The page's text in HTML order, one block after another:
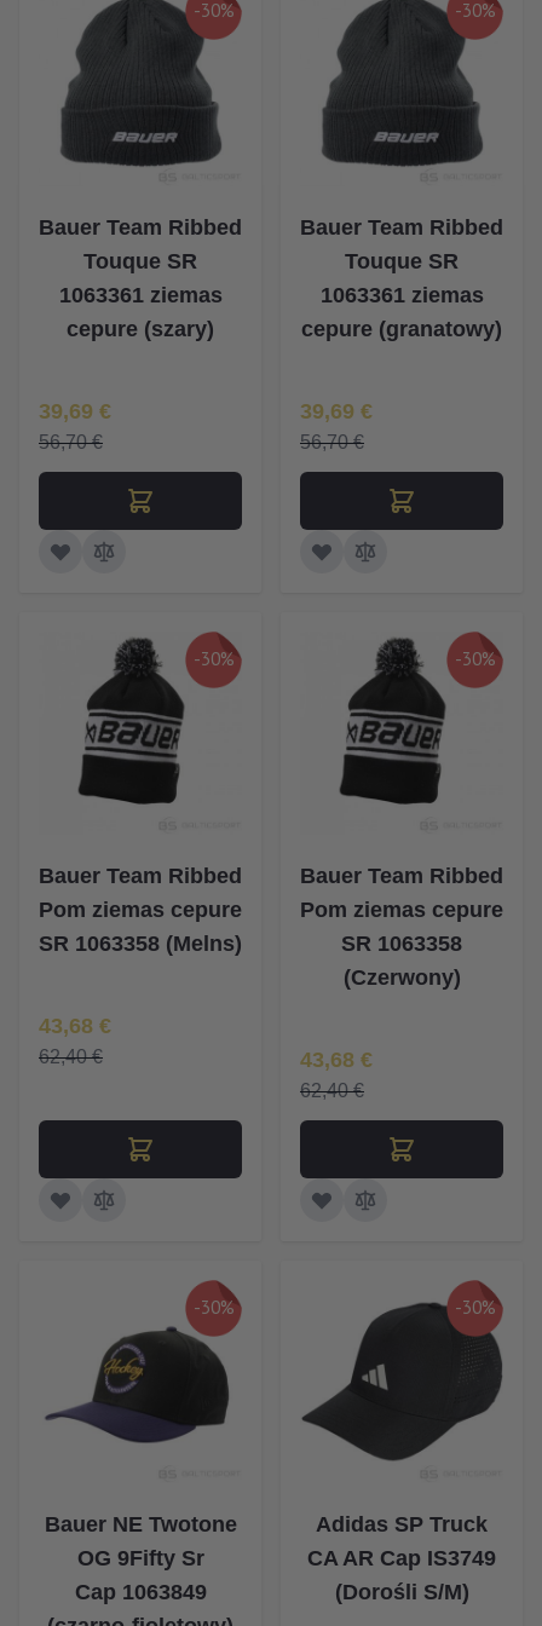
-30%
Bauer Team Ribbed
Touque SR
1063361 ziemas
cepure (szary)
Īpaša Cena
39,69 €
56,70 €
-30%
Bauer Team Ribbed
Touque SR
1063361 ziemas
cepure (granatowy)
Īpaša Cena
39,69 €
56,70 €
-30%
Bauer Team Ribbed
Pom ziemas cepure
SR 1063358 (Melns)
Īpaša Cena
43,68 €
62,40 €
-30%
Bauer Team Ribbed
Pom ziemas cepure
SR 1063358
(Czerwony)
Īpaša Cena
43,68 €
62,40 €
-30%
Bauer NE Twotone
OG 9Fifty Sr
Cap 1063849
-30%
Adidas SP Truck
CA AR Cap IS3749
(Dorośli S/M)